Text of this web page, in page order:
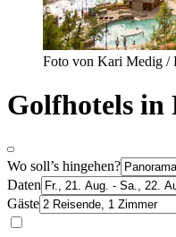
Foto von Kari Medig /
Golfhotels in
Wo soll’s hingehen?
Daten
Gäste